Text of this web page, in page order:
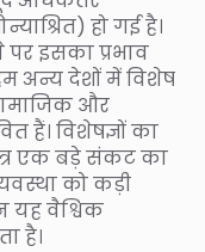
हो गई है।
इसका प्रभाव
अन्य देशों में विशेष
और
हैं। विशेषज्ञों का
एक बड़े संकट का
को कड़ी
वैश्विक
है।